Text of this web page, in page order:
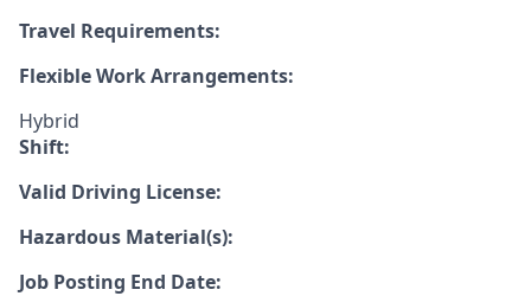
Travel Requirements:
Flexible Work Arrangements:
Hybrid
Shift:
Valid Driving License:
Hazardous Material(s):
Job Posting End Date: